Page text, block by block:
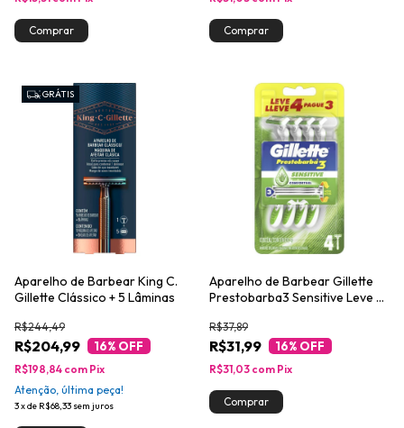
GRÁTIS
Aparelho de Barbear King C.
Gillette Clássico + 5 Lâminas
R$204,99
R$244,49
16% OFF
3xde R$68,33 sem juros
R$198,84 com Pix
Atenção, última peça!
Aparelho de Barbear Gillette
Prestobarba3 Sensitive Leve 4
R$31,99
R$37,89
16% OFF
R$31,03 com Pix